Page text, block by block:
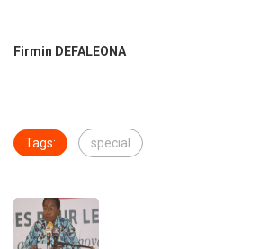
Firmin DEFALEONA
Tags: special